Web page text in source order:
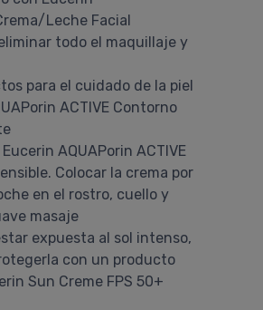
Leche Facial
todo el maquillaje y
para el cuidado de la piel
ACTIVE Contorno
AQUAPorin ACTIVE
Colocar la crema por
en el rostro, cuello y
masaje
expuesta al sol intenso,
con un producto
Sun Creme FPS 50+